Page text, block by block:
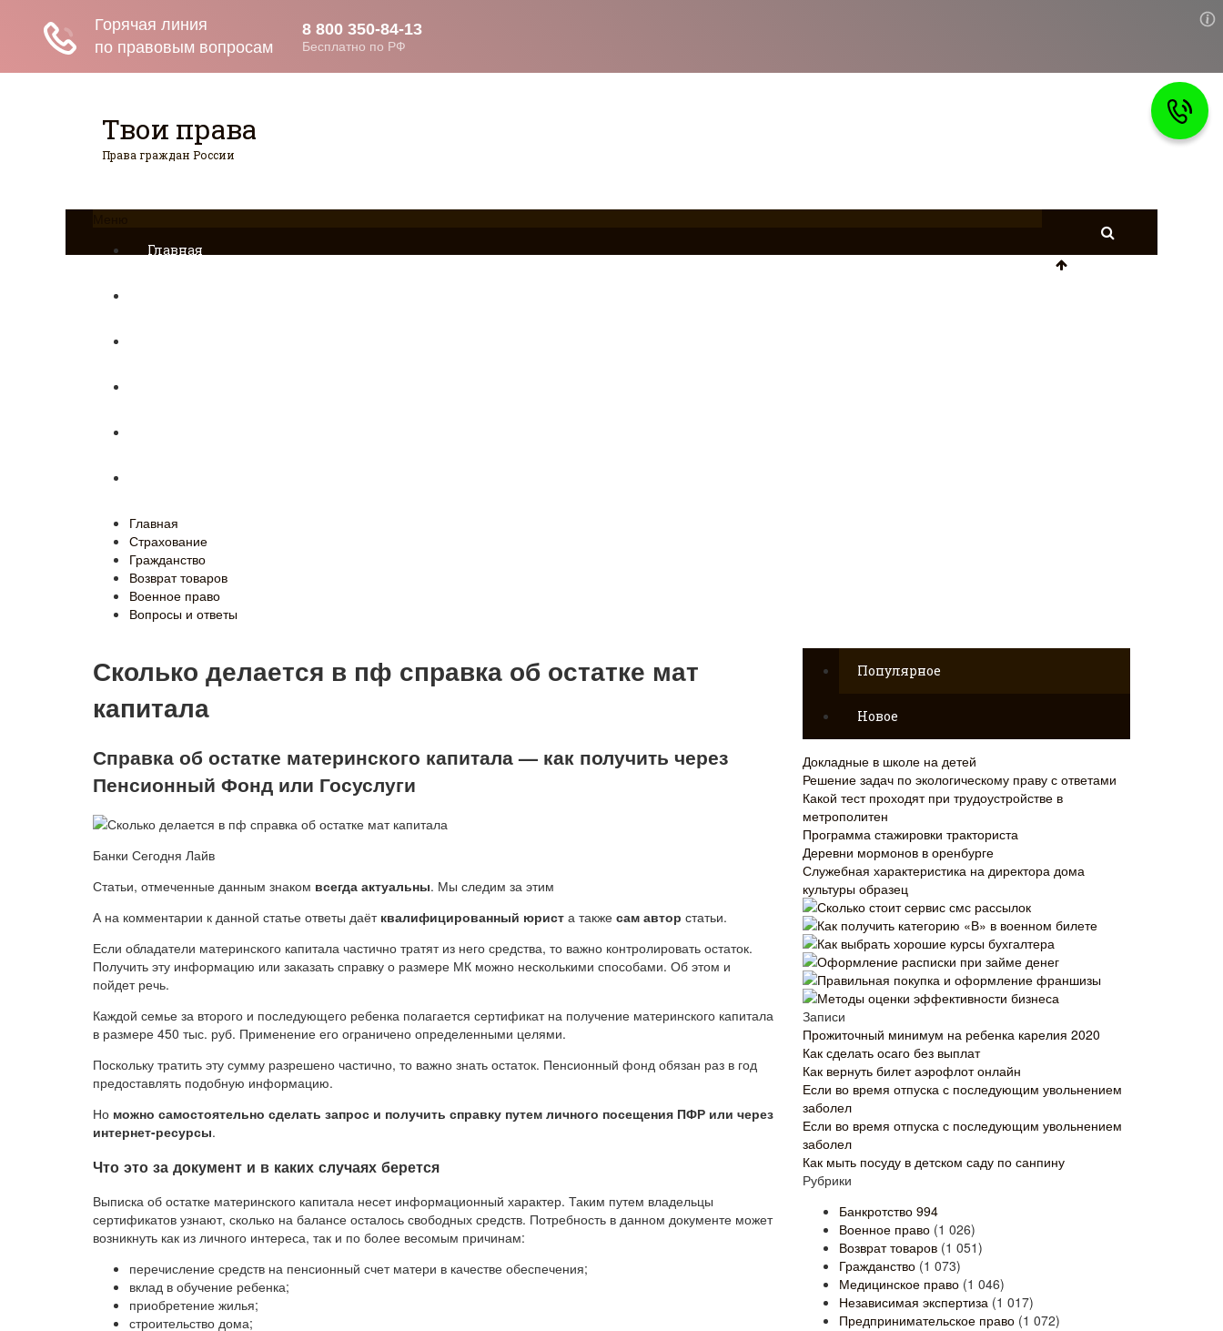
Твои права
Права граждан России
Главная
Главная
Страхование
Гражданство
Возврат товаров
Военное право
Вопросы и ответы
Сколько делается в пф справка об остатке мат
капитала
Справка об остатке материнского капитала — как получить через
Пенсионный Фонд или Госуслуги
Банки Сегодня Лайв
Статьи, отмеченные данным знаком всегда актуальны. Мы следим за этим
А на комментарии к данной статье ответы даёт квалифицированный юрист а также сам автор статьи.
Если обладатели материнского капитала частично тратят из него средства, то важно контролировать остаток.
Получить эту информацию или заказать справку о размере МК можно несколькими способами. Об этом и
пойдет речь.
Каждой семье за второго и последующего ребенка полагается сертификат на получение материнского капитала
в размере 450 тыс. руб. Применение его ограничено определенными целями.
Поскольку тратить эту сумму разрешено частично, то важно знать остаток. Пенсионный фонд обязан раз в год
предоставлять подобную информацию.
Но можно самостоятельно сделать запрос и получить справку путем личного посещения ПФР или через
интернет-ресурсы.
Что это за документ и в каких случаях берется
Выписка об остатке материнского капитала несет информационный характер. Таким путем владельцы
сертификатов узнают, сколько на балансе осталось свободных средств. Потребность в данном документе может
возникнуть как из личного интереса, так и по более весомым причинам:
перечисление средств на пенсионный счет матери в качестве обеспечения;
вклад в обучение ребенка;
приобретение жилья;
строительство дома;
Популярное
Новое
Докладные в школе на детей
Решение задач по экологическому праву с ответами
Какой тест проходят при трудоустройстве в
метрополитен
Программа стажировки тракториста
Деревни мормонов в оренбурге
Служебная характеристика на директора дома
культуры образец
Сколько стоит сервис смс рассылок
Как получить категорию «В» в военном билете
Как выбрать хорошие курсы бухгалтера
Оформление расписки при займе денег
Правильная покупка и оформление франшизы
Методы оценки эффективности бизнеса
Записи
Прожиточный минимум на ребенка карелия 2020
Как сделать осаго без выплат
Как вернуть билет аэрофлот онлайн
Если во время отпуска с последующим увольнением
заболел
Если во время отпуска с последующим увольнением
заболел
Как мыть посуду в детском саду по санпину
Рубрики
Банкротство 994
Военное право (1 026)
Возврат товаров (1 051)
Гражданство (1 073)
Медицинское право (1 046)
Независимая экспертиза (1 017)
Предпринимательское право (1 072)